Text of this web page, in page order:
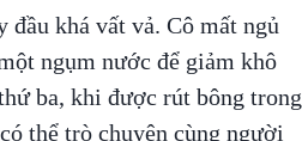
đầu khá vất vả. Cô mất ngủ
ngụm nước để giảm khô
ba, khi được rút bông trong
thể trò chuyện cùng người